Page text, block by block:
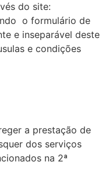
do site:
o formulário de
e inseparável deste
e condições
a prestação de
dos serviços
na 2ª